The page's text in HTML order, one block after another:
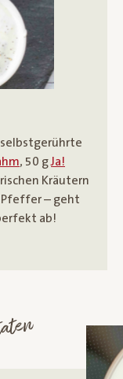
, 50 gJa!
Kräutern
Pfeffer – geht
ab!